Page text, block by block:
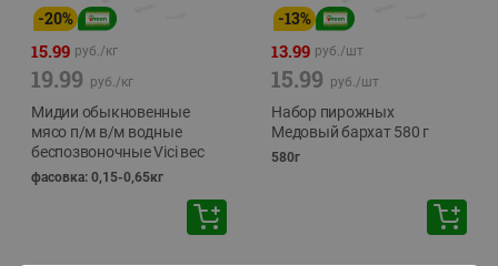
-20%
15.99 руб./кг
19.99 руб./кг
Мидии обыкновенные
мясо п/м в/м водные
беспозвоночные Vici вес
фасовка: 0,15-0,65кг
-13%
13.99 руб./шт
15.99 руб./шт
Набор пирожных
Медовый бархат 580 г
580г